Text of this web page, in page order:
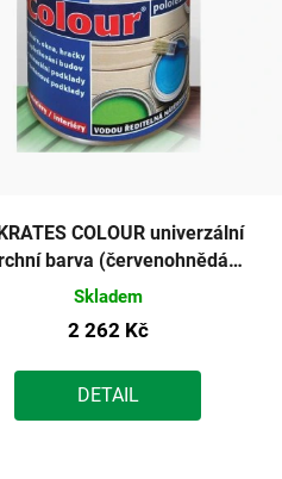
COLOUR univerzální
barva (červenohnědá
pololesklá) 10kg
Skladem
2 262 Kč
DETAIL